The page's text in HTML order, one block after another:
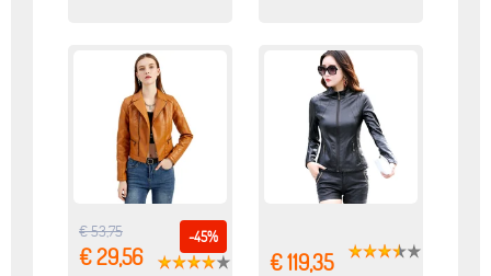
-45%
€ 53,75
€ 29,56 € 119,35